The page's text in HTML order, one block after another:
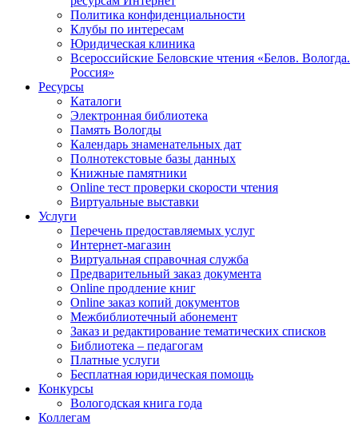
Политика конфиденциальности
Клубы по интересам
Юридическая клиника
Всероссийские Беловские чтения «Белов. Вологда.
Россия»
Ресурсы
Каталоги
Электронная библиотека
Память Вологды
Календарь знаменательных дат
Полнотекстовые базы данных
Книжные памятники
Online тест проверки скорости чтения
Виртуальные выставки
Услуги
Перечень предоставляемых услуг
Интернет-магазин
Виртуальная справочная служба
Предварительный заказ документа
Online продление книг
Online заказ копий документов
Межбиблиотечный абонемент
Заказ и редактирование тематических списков
Библиотека – педагогам
Платные услуги
Бесплатная юридическая помощь
Конкурсы
Вологодская книга года
Коллегам